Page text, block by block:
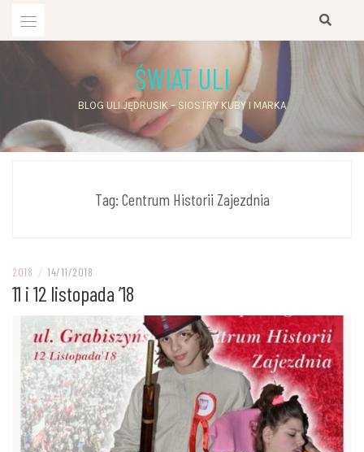
ŚWIAT ULI
BLOG ULI JĘDRUSIK – SIOSTRY KUBY I MARKA
Tag: Centrum Historii Zajezdnia
2018 / 14/11/2018
11 i 12 listopada ’18